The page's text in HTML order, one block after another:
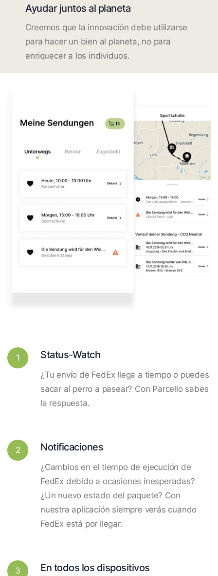
Ayudar juntos al planeta
Creemos que la innovación debe utilizarse
para hacer un bien al planeta, no para
enriquecer a los individuos.
1 Status-Watch
¿Tu envío de FedEx llega a tiempo o puedes
sacar al perro a pasear? Con Parcello sabes
la respuesta.
2 Notificaciones
¿Cambios en el tiempo de ejecución de
FedEx debido a ocasiones inesperadas?
¿Un nuevo estado del paquete? Con
nuestra aplicación siempre verás cuando
FedEx está por llegar.
3 En todos los dispositivos